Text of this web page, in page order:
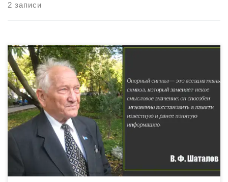
2 записи
Опорный сигнал— это ассоциативный символ, который
заменяет некое смысловое значение; он способен
мгновенно восстановить в памяти известную и ранее
понятую информацию. В. Ф. Шаталов «Донецк был
когда-то дидактической Меккой, —
говорит руководитель Школы-студии Шаталова
(Москва) Сергей Виноградов. – К Виктору Фёдоровичу
приезжали не только со всего Союза, но и, например, из